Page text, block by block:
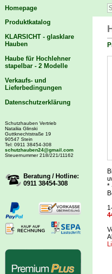
Homepage
Produktkatalog
KLARSICHT - glasklare
Hauben
Haube für Hochlehner
stapelbar - 2 Modelle
Verkaufs- und
Lieferbedingungen
Datenschutzerklärung
Schutzhauben Vertrieb
Nataliia Glinski
Guttknechtstraße 19
90547 Stein
Tel: 0911 38454-308
schutzhauben24@gmail.com
Steuernummer 218/221/11162
Beratung / Hotline:
0911 38454-308
*